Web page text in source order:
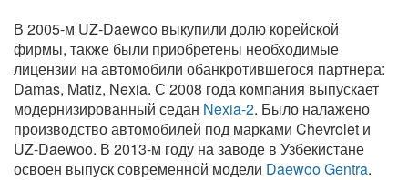
В 2005-м UZ-Daewoo выкупили долю корейской
фирмы, также были приобретены необходимые
лицензии на автомобили обанкротившегося партнера:
Damas, Matiz, Nexia. С 2008 года компания выпускает
модернизированный седан Nexia-2. Было налажено
производство автомобилей под марками Chevrolet и
UZ-Daewoo. В 2013-м году на заводе в Узбекистане
освоен выпуск современной модели Daewoo Gentra.